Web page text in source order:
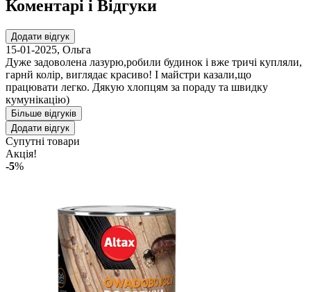
Коментарі і Відгуки
Додати відгук
15-01-2025, Ольга
Дуже задоволена лазурю,робили будинок і вже тричі купляли,
гарнй колір, виглядає красиво! І майстри казали,що
працювати легко. Дякую хлопцям за пораду та швидку
кумунікацію)
Більше відгуків
Додати відгук
Супутні товари
Акція!
-5%